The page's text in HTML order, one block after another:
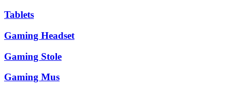
Tablets
Gaming Headset
Gaming Stole
Gaming Mus